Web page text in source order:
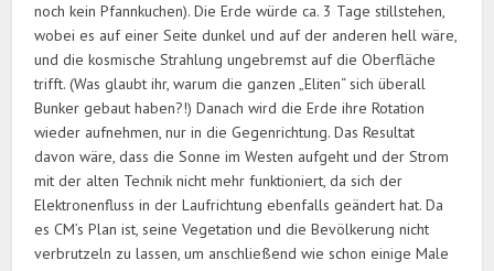
noch kein Pfannkuchen). Die Erde würde ca. 3 Tage stillstehen,
wobei es auf einer Seite dunkel und auf der anderen hell wäre,
und die kosmische Strahlung ungebremst auf die Oberfläche
trifft. (Was glaubt ihr, warum die ganzen „Eliten“ sich überall
Bunker gebaut haben?!) Danach wird die Erde ihre Rotation
wieder aufnehmen, nur in die Gegenrichtung. Das Resultat
davon wäre, dass die Sonne im Westen aufgeht und der Strom
mit der alten Technik nicht mehr funktioniert, da sich der
Elektronenfluss in der Laufrichtung ebenfalls geändert hat. Da
es CM’s Plan ist, seine Vegetation und die Bevölkerung nicht
verbrutzeln zu lassen, um anschließend wie schon einige Male